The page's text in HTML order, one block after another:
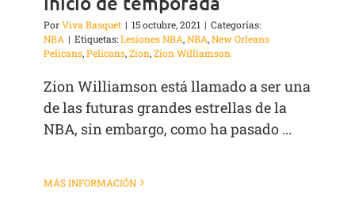
PorViva Basquet | 15 octubre, 2021 | Categorías:
NBA | Etiquetas:Lesiones NBA,NBA,New Orleans
Pelicans,Pelicans,Zion,Zion Williamson
Zion Williamson está llamado a ser una
de las futuras grandes estrellas de la
NBA, sin embargo, como ha pasado ...
MÁS INFORMACIÓN